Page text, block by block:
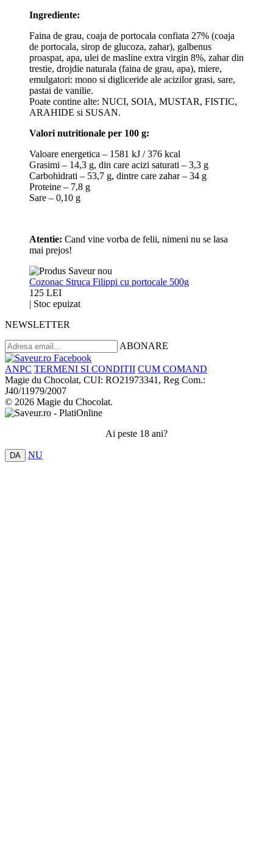
Ingrediente:
Faina de grau, coaja de portocala confiata 27% (coaja
de portocala, sirop de glucoza, zahar), galbenus
proaspat, apa, ulei de masline extra virgin 8%, zahar din
trestie, drojdie naturala (faina de grau, apa), miere,
emulgatori: mono si digliceride ale acizilor grasi, sare,
pastai de vanilie.
Poate contine alte: NUCI, SOIA, MUSTAR, FISTIC,
ARAHIDE si SUSAN.
Valori nutritionale per 100 g:
Valoare energetica – 1581 kJ / 376 kcal
Grasimi – 14,3 g, din care acizi saturati – 3,3 g
Carbohidrati – 53,7 g, dintre care zahar – 34 g
Proteine – 7,8 g
Sare – 0,10 g
Atentie: Cand vine vorba de felii, nimeni nu se lasa
mai prejos!
Cozonac Struca Filippi cu portocale 500g
125 LEI
| Stoc epuizat
NEWSLETTER
ABONARE
ANPC TERMENI SI CONDITII CUM COMAND
Magie du Chocolat, CUI: RO21973341, Reg Com.:
J40/11979/2007
© 2026 Magie du Chocolat.
Ai peste 18 ani?
DA NU